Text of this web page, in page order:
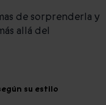
de sorprenderla y
allá del
su estilo